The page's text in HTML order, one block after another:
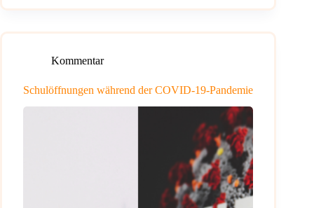
Kommentar
Schulöffnungen während der COVID-19-Pandemie